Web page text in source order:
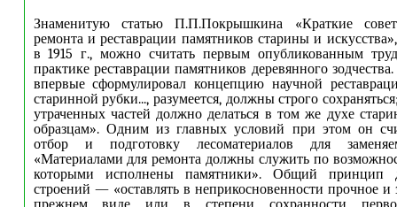
Знаменитую статью П.П.Покрышкина «Краткие
ремонта и реставрации памятников старины и
в 1915 г., можно считать первым опубликованным
практике реставрации памятников деревянного
впервые сформулировал концепцию научной
старинной рубки..., разумеется, должны строго
утраченных частей должно делаться в том же духе
образцам». Одним из главных условий при этом он
отбор и подготовку лесоматериалов для
«Материалами для ремонта должны служить по
которыми исполнены памятники». Общий принцип
строений — «оставлять в неприкосновенности прочное и